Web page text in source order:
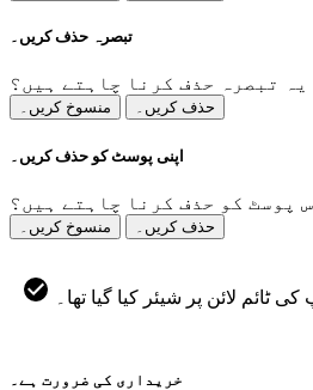
تبصرہ حذف کریں۔
یہ تبصرہ حذف کرنا چاہتے ہیں؟
منسوخ کریں۔ حذف کریں۔
اپنی پوسٹ کو حذف کریں۔
پوسٹ کو حذف کرنا چاہتے ہیں؟
منسوخ کریں۔ حذف کریں۔
ٹائم لائن پر شیئر کیا گیا تھا۔
خریداری کی ضرورت ہے۔